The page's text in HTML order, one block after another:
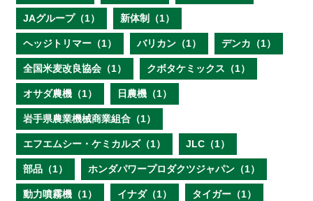
JAグループ（1） 新体制（1）
ヘッジトリマー（1） バリカン（1） デンカ（1）
全国米麦改良協会（1） クボタケミックス（1）
オサダ農機（1） 日農機（1）
岩手県農業機械商業組合（1）
エフエムシー・ケミカルズ（1） JLC（1）
部品（1） ホンダパワープロダクツジャパン（1）
動力噴霧機（1） イナダ（1） タイガー（1）